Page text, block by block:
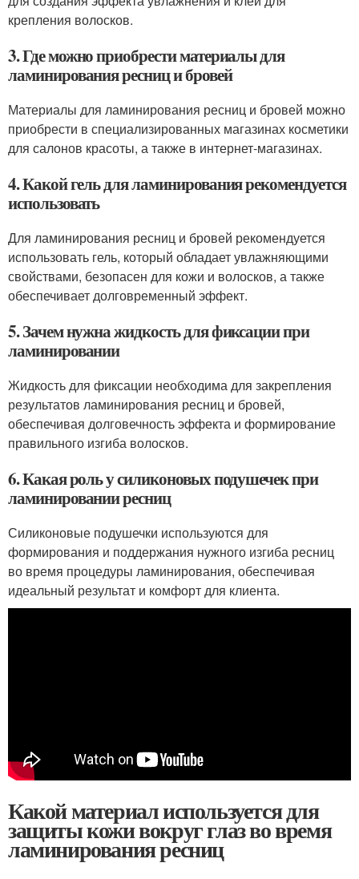
крепления волосков.
3. Где можно приобрести материалы для
ламинирования ресниц и бровей
Материалы для ламинирования ресниц и бровей можно
приобрести в специализированных магазинах косметики
для салонов красоты, а также в интернет-магазинах.
4. Какой гель для ламинирования рекомендуется
использовать
Для ламинирования ресниц и бровей рекомендуется
использовать гель, который обладает увлажняющими
свойствами, безопасен для кожи и волосков, а также
обеспечивает долговременный эффект.
5. Зачем нужна жидкость для фиксации при
ламинировании
Жидкость для фиксации необходима для закрепления
результатов ламинирования ресниц и бровей,
обеспечивая долговечность эффекта и формирование
правильного изгиба волосков.
6. Какая роль у силиконовых подушечек при
ламинировании ресниц
Силиконовые подушечки используются для
формирования и поддержания нужного изгиба ресниц
во время процедуры ламинирования, обеспечивая
идеальный результат и комфорт для клиента.
Какой материал используется для
защиты кожи вокруг глаз во время
ламинирования ресниц